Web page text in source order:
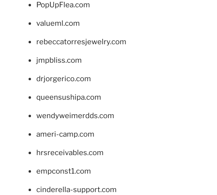
PopUpFlea.com
valueml.com
rebeccatorresjewelry.com
jmpbliss.com
drjorgerico.com
queensushipa.com
wendyweimerdds.com
ameri-camp.com
hrsreceivables.com
empconst1.com
cinderella-support.com